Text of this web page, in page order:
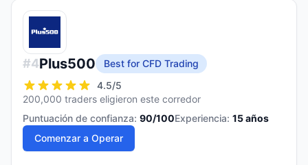
#4Plus500
Best for CFD Trading
4.5/5
200,000 traders eligieron este corredor
Puntuación de confianza: 90/100Experiencia: 15años
Comenzar a Operar